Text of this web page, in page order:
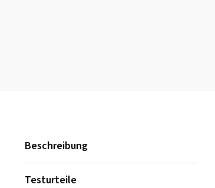
Beschreibung
Testurteile